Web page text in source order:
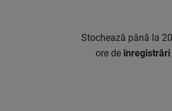
Stochează până la
ore deînregistrări